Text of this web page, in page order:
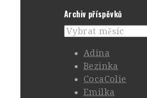
Archiv příspěvků
Archiv
Adina
Bezinka
CocaColie
Emilka